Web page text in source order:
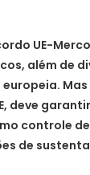
UE-
além de
deve
controle
de